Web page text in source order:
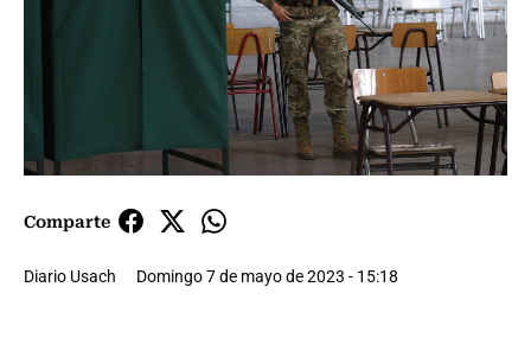
Comparte
Diario Usach Domingo 7 de mayo de 2023 - 15:18